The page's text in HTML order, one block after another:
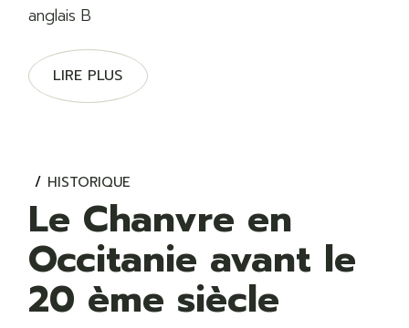
anglais B
LIRE PLUS
HISTORIQUE
Le Chanvre en
Occitanie avant le
20 ème siècle